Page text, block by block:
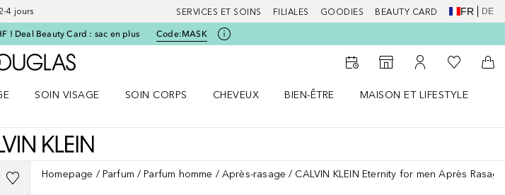
4 jours SERVICES ET SOINS FILIALES GOODIES BEAUTY CARD FR DE
! Deal Beauty Card : sac en plus Code:MASK
Vers l'accueil Douglas
Vers le Storefinder
Vers Mon Compte
Vers Ma
SOIN VISAGE
SOIN CORPS
CHEVEUX
BIEN-ÊTRE
MAISON ET LIFESTYLE
Homepage Parfum Parfum homme Après-rasage CALVIN KLEIN Eternity for men Après Rasage